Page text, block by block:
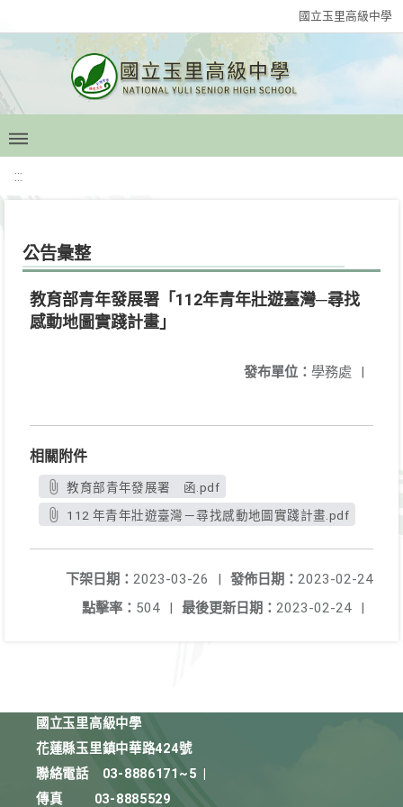
國立玉里高級中學
:::
公告彙整
教育部青年發展署「112年青年壯遊臺灣─尋找
感動地圖實踐計畫」
發布單位： 學務處 |
相關附件
教育部青年發展署 函.pdf
112 年青年壯遊臺灣－尋找感動地圖實踐計畫.pdf
發佈日期： 2023-02-24
下架日期： 2023-03-26
|
最後更新日期： 2023-02-24 |
點擊率： 504 |
國立玉里高級中學
花蓮縣玉里鎮中華路424號
聯絡電話
03-8886171~5
傳真
03-8885529